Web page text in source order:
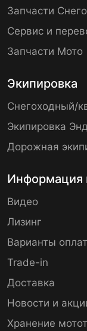
Запчасти
Сервис и
Запчасти Мото
Экипировка
Снегоходный/
Экипировка
Дорожная
Информация
Видео
Лизинг
Варианты
Trade-in
Доставка
Новости и
Хранение